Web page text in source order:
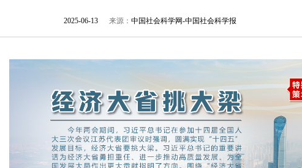
2025-06-13 来源： 中国社会科学网-中国社会科学报